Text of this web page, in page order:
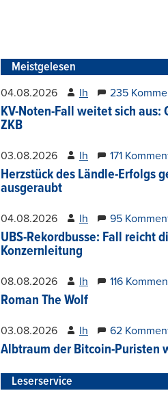
Meistgelesen
04.08.2026 lh 235
KV-Noten-Fall weitet sich aus:
ZKB
03.08.2026 lh 171
Herzstück des Ländle-Erfolgs
ausgeraubt
04.08.2026 lh 95
UBS-Rekordbusse: Fall reicht
Konzernleitung
08.08.2026 lh 116
Roman The Wolf
03.08.2026 lh 62
Albtraum der Bitcoin-Puristen
Leserservice